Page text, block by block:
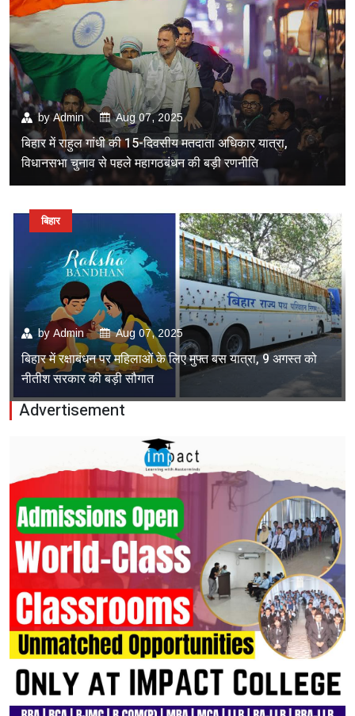
byAdmin Aug 07, 2025
बिहार में राहुल गांधी की 15-दिवसीय मतदाता अधिकार यात्रा,
विधानसभा चुनाव से पहले महागठबंधन की बड़ी रणनीति
by Admin Aug 07, 2025
बिहार में रक्षाबंधन पर महिलाओं के लिए मुफ्त बस यात्रा, 9 अगस्त को
नीतीश सरकार की बड़ी सौगात
बिहार
Advertisement